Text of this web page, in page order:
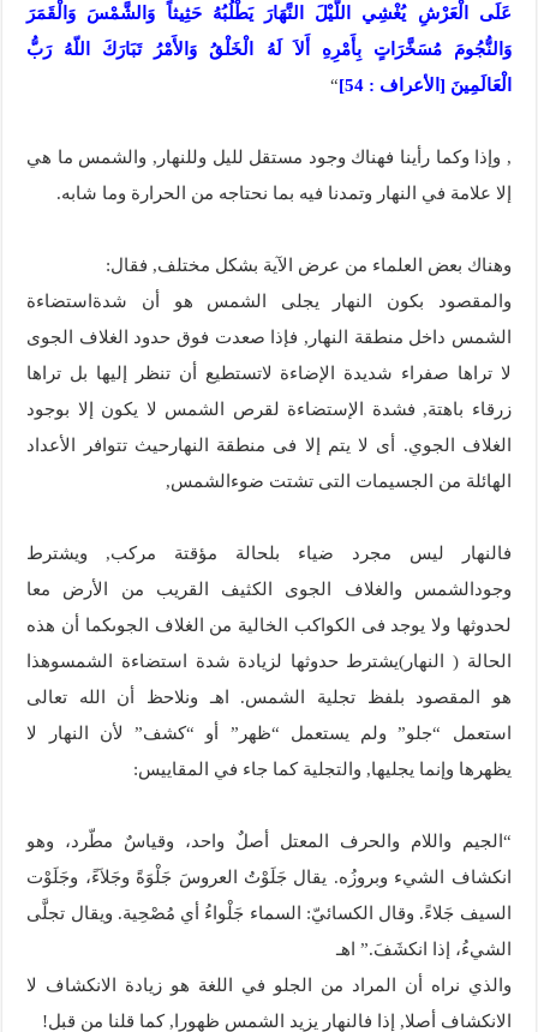
عَلَى الْعَرْشِ يُغْشِي اللَّيْلَ النَّهَارَ يَطْلُبُهُ حَثِيثاً وَالشَّمْسَ وَالْقَمَرَ
وَالنُّجُومَ مُسَخَّرَاتٍ بِأَمْرِهِ أَلاَ لَهُ الْخَلْقُ وَالأَمْرُ تَبَارَكَ اللّهُ رَبُّ
الْعَالَمِينَ [الأعراف : 54]
“
, وإذا وكما رأينا فهناك وجود مستقل لليل وللنهار, والشمس ما هي
إلا علامة في النهار وتمدنا فيه بما نحتاجه من الحرارة وما شابه.
وهناك بعض العلماء من عرض الآية بشكل مختلف, فقال:
والمقصود بكون النهار‏ يجلى الشمس هو أن شدةاستضاءة
الشمس داخل منطقة النهار, فإذا صعدت فوق حدود الغلاف الجوى
لا تراها صفراء شديدة الإضاءة لاتستطيع أن تنظر إليها بل تراها
زرقاء باهتة, فشدة الإستضاءة لقرص الشمس لا يكون إلا بوجود
الغلاف الجوي. أى لا يتم إلا فى منطقة النهارحيث تتوافر الأعداد
الهائلة من الجسيمات التى تشتت ضوءالشمس,
فالنهار ليس مجرد ضياء بلحالة مؤقتة مركب, ويشترط
وجودالشمس والغلاف الجوى الكثيف القريب من الأرض معا
لحدوثها ولا يوجد فى الكواكب الخالية من الغلاف الجوىكما أن هذه
الحالة ( النهار)يشترط حدوثها لزيادة شدة استضاءة الشمسوهذا
هو المقصود بلفظ تجلية الشمس. اهـ ونلاحظ أن الله تعالى
استعمل “جلو” ولم يستعمل “ظهر” أو “كشف” لأن النهار لا
يظهرها وإنما يجليها, والتجلية كما جاء في المقاييس:
“الجيم واللام والحرف المعتل أصلٌ واحد، وقياسٌ مطّرد، وهو
انكشاف الشيء وبروزُه. يقال جَلَوْتُ العروسَ جَلْوَةً وجَلاَءً، وجَلَوْت
السيف جَلاءً. وقال الكسائيّ: السماء جَلْواءُ أي مُصْحِية. ويقال تجلَّى
الشيءُ، إذا انكشَفَ.” اهـ
والذي نراه أن المراد من الجلو في اللغة هو زيادة الانكشاف لا
الانكشاف أصلا, إذا فالنهار يزيد الشمس ظهورا, كما قلنا من قبل!